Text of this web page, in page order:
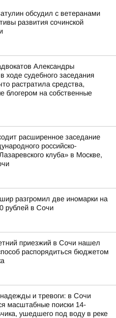
обсудил с ветеранами
развития сочинской
Александры
ходе судебного заседания
растратила средства,
блогером на собственные
расширенное заседание
российско-
клуба» в Москве,
разгромил две иномарки на
рублей в Сочи
приезжий в Сочи нашел
распорядиться бюджетом
надежды и тревоги: в Сочи
масштабные поиски 14-
ушедшего под воду в реке